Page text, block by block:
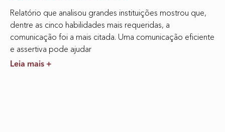
Relatório que analisou grandes instituições mostrou que,
dentre as cinco habilidades mais requeridas, a
comunicação foi a mais citada. Uma comunicação eficiente
e assertiva pode ajudar
Leia mais +